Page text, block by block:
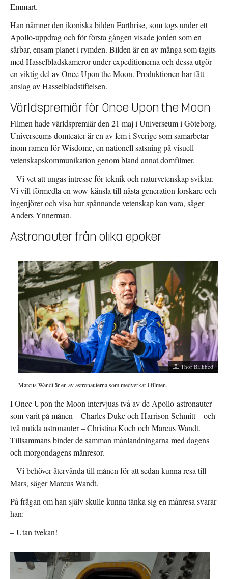
Emmart.
Han nämner den ikoniska bilden Earthrise, som togs under ett
Apollo-uppdrag och för första gången visade jorden som en
sårbar, ensam planet i rymden. Bilden är en av många som tagits
med Hasselbladskameror under expeditionerna och dessa utgör
en viktig del av Once Upon the Moon. Produktionen har fått
anslag av Hasselbladstiftelsen.
Världspremiär för Once Upon the Moon
Filmen hade världspremiär den 21 maj i Universeum i Göteborg.
Universeums domteater är en av fem i Sverige som samarbetar
inom ramen för Wisdome, en nationell satsning på visuell
vetenskapskommunikation genom bland annat domfilmer.
– Vi vet att ungas intresse för teknik och naturvetenskap sviktar.
Vi vill förmedla en wow-känsla till nästa generation forskare och
ingenjörer och visa hur spännande vetenskap kan vara, säger
Anders Ynnerman.
Astronauter från olika epoker
Thor Balkhed
Marcus Wandt är en av astronauterna som medverkar i filmen.
I Once Upon the Moon intervjuas två av de Apollo-astronauter
som varit på månen – Charles Duke och Harrison Schmitt – och
två nutida astronauter – Christina Koch och Marcus Wandt.
Tillsammans binder de samman månlandningarna med dagens
och morgondagens månresor.
– Vi behöver återvända till månen för att sedan kunna resa till
Mars, säger Marcus Wandt.
På frågan om han själv skulle kunna tänka sig en månresa svarar
han:
– Utan tvekan!